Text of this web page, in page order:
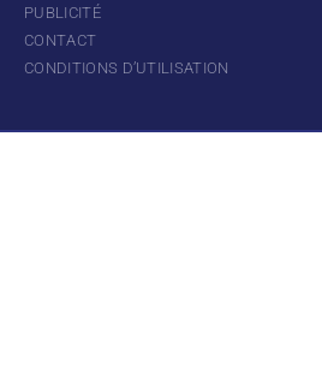
PUBLICITÉ
CONTACT
CONDITIONS D’UTILISATION